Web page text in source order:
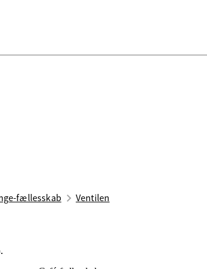
fællesskab Ventilen